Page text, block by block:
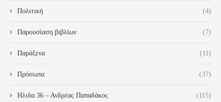
Πολιτική (4)
Παρουσίαση βιβλίων (7)
Παράξενα (11)
Πρόσωπα (37)
Ηλιδα 36 – Ανδρέας Παπαδάκος (115)